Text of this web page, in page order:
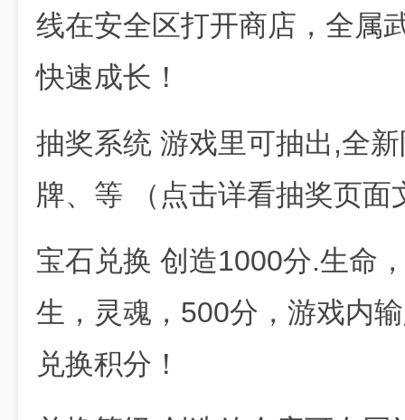
线在安全区打开商店，全属
快速成长！
抽奖系统 游戏里可抽出,全
牌、等 （点击详看抽奖页面
宝石兑换 创造1000分.生命
生，灵魂，500分，游戏内
兑换积分！